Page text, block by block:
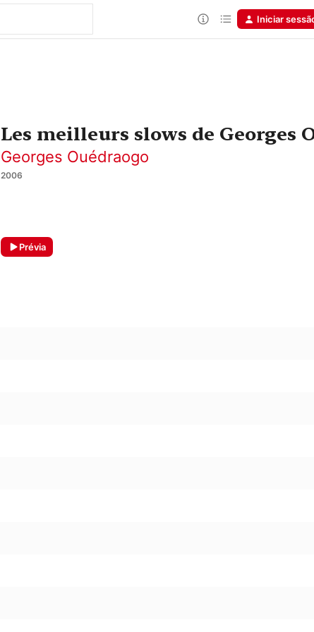
Iniciar
Les meilleurs slows de Georges
Georges Ouédraogo
2006
Prévia